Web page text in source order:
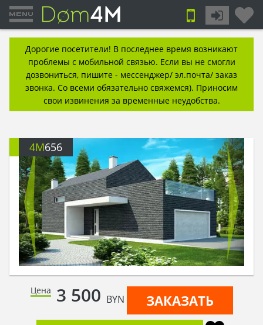
Дорогие посетители! В последнее время возникают
проблемы с мобильной связью. Если вы не смогли
дозвониться, пишите - мессенджер/ эл.почта/ заказ
звонка. Со всеми обязательно свяжемся). Приносим
свои извинения за временные неудобства.
4M656
Цена 3 500 BYN
ЗАКАЗАТЬ